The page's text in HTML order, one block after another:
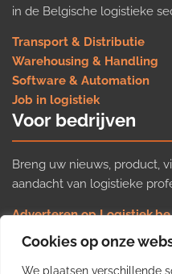
Cookies op onze
We plaatsen verschillende
in de Belgische logistieke
Transport & Distributie
Warehousing & Handling
Software & Automation
Job in logistiek
Voor bedrijven
Breng uw nieuws, product,
aandacht van logistieke
Adverteren op Logistiek.be
Nieuws insturen
Uw video op Logistiek.TV